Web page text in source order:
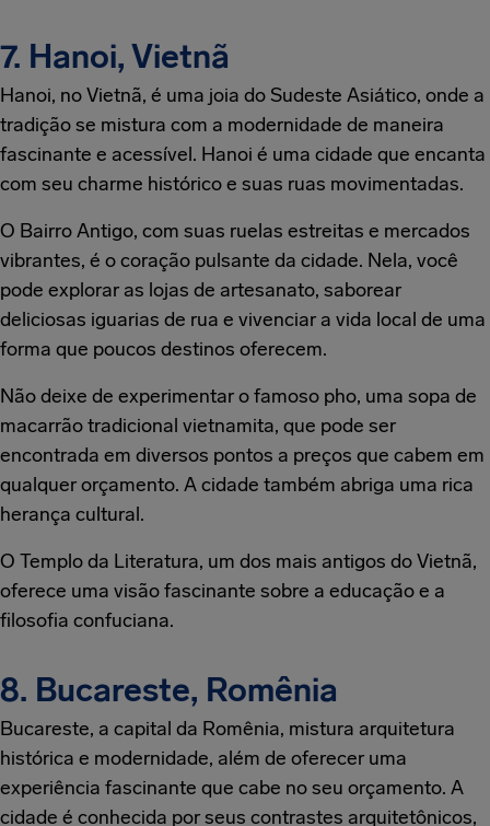
7. Hanoi, Vietnã
Hanoi, no Vietnã, é uma joia do Sudeste Asiático, onde a
tradição se mistura com a modernidade de maneira
fascinante e acessível. Hanoi é uma cidade que encanta
com seu charme histórico e suas ruas movimentadas.
O Bairro Antigo, com suas ruelas estreitas e mercados
vibrantes, é o coração pulsante da cidade. Nela, você
pode explorar as lojas de artesanato, saborear
deliciosas iguarias de rua e vivenciar a vida local de uma
forma que poucos destinos oferecem.
Não deixe de experimentar o famoso pho, uma sopa de
macarrão tradicional vietnamita, que pode ser
encontrada em diversos pontos a preços que cabem em
qualquer orçamento. A cidade também abriga uma rica
herança cultural.
O Templo da Literatura, um dos mais antigos do Vietnã,
oferece uma visão fascinante sobre a educação e a
filosofia confuciana.
8. Bucareste, Romênia
Bucareste, a capital da Romênia, mistura arquitetura
histórica e modernidade, além de oferecer uma
experiência fascinante que cabe no seu orçamento. A
cidade é conhecida por seus contrastes arquitetônicos,